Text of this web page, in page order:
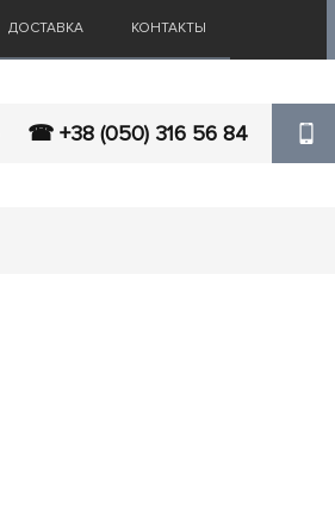
ДОСТАВКА КОНТАКТЫ
☎ +38 (050) 316 56 84